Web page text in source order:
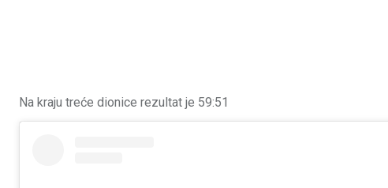
Na kraju treće dionice rezultat je 59:51